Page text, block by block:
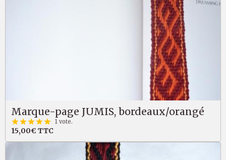
Marque-page JUMIS, bordeaux/orangé
1 vote.
15,00€ TTC